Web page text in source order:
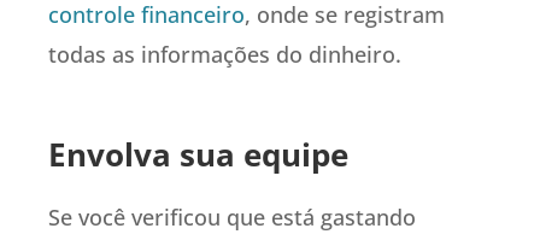
controle financeiro, onde se registram
todas as informações do dinheiro.
Envolva sua equipe
Se você verificou que está gastando